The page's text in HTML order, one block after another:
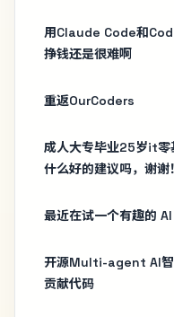
用Claude Code和
挣钱还是很难啊
重返OurCoders
成人大专毕业25岁it零
什么好的建议吗，谢谢！
最近在试一个有趣的
开源Multi-agent AI
贡献代码